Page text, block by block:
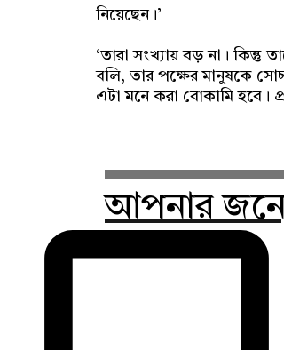
নিয়েছেন।’
‘তারা সংখ্যায় বড় না। কিন্তু
বলি, তার পক্ষের মানুষকে
এটা মনে করা বোকামি হবে।
আপনার